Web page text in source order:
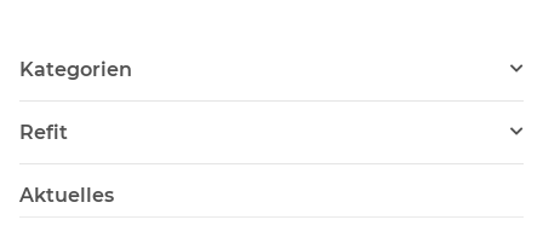
Kategorien
Refit
Aktuelles